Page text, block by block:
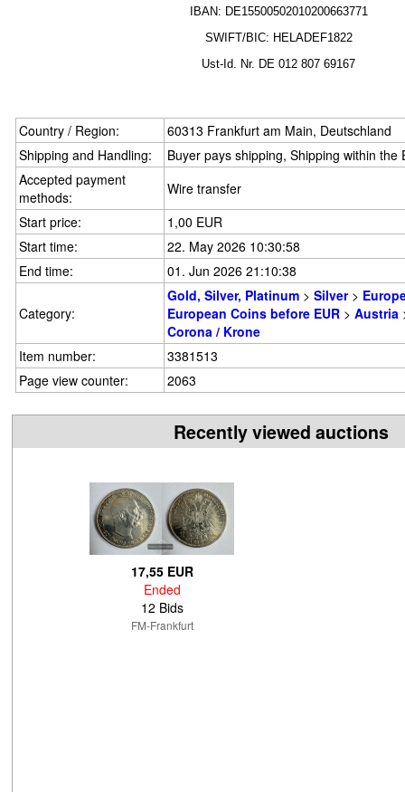
IBAN: DE15500502010200663771
SWIFT/BIC: HELADEF1822
Ust-Id. Nr. DE 012 807 69167
Country / Region:
60313 Frankfurt am Main, Deutschland
Shipping and Handling:
Buyer pays shipping, Shipping within the
Accepted payment
methods:
Wire transfer
Start price:
1,00 EUR
Start time:
22. May 2026 10:30:58
End time:
01. Jun 2026 21:10:38
Category:
Gold, Silver, Platinum > Silver>
European Coins before EUR > Austria
Corona / Krone
Item number:
3381513
Page view counter:
2063
Recently viewed auctions
17,55 EUR
Ended
12 Bids
FM-Frankfurt